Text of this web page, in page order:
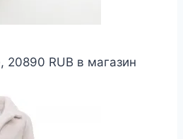
20890 RUB в магазин